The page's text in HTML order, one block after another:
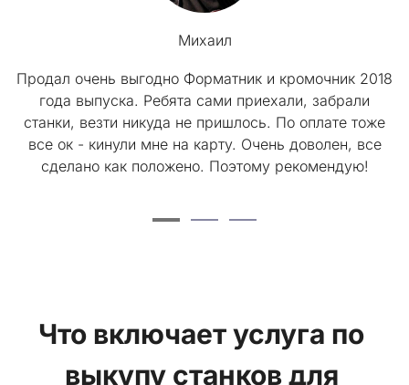
Михаил
Продал очень выгодно Форматник и кромочник 2018
года выпуска. Ребята сами приехали, забрали
станки, везти никуда не пришлось. По оплате тоже
все ок - кинули мне на карту. Очень доволен, все
сделано как положено. Поэтому рекомендую!
Что включает услуга по
выкупу станков для